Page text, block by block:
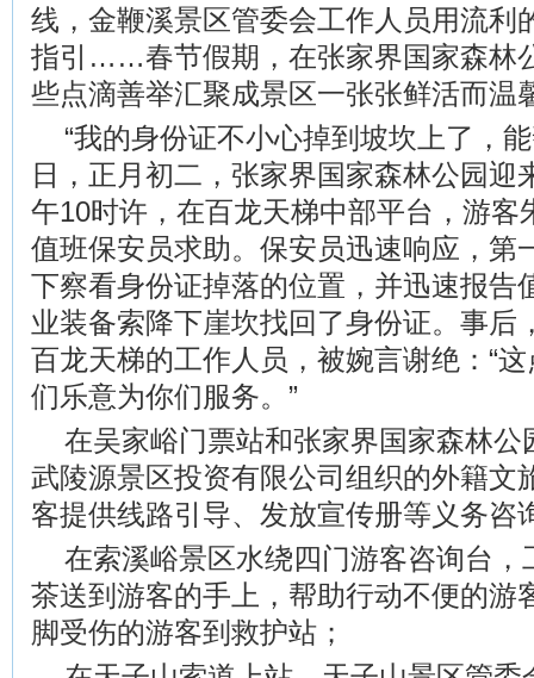
线，金鞭溪景区管委会工作人员用流利
指引……春节假期，在张家界国家森林
些点滴善举汇聚成景区一张张鲜活而温
“我的身份证不小心掉到坡坎上了，
日，正月初二，张家界国家森林公园迎
午10时许，在百龙天梯中部平台，游客
值班保安员求助。保安员迅速响应，第
下察看身份证掉落的位置，并迅速报告
业装备索降下崖坎找回了身份证。事后
百龙天梯的工作人员，被婉言谢绝：“
们乐意为你们服务。”
在吴家峪门票站和张家界国家森林公
武陵源景区投资有限公司组织的外籍文
客提供线路引导、发放宣传册等义务咨
在索溪峪景区水绕四门游客咨询台，
茶送到游客的手上，帮助行动不便的游
脚受伤的游客到救护站；